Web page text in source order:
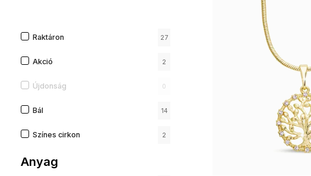
Raktáron 27
Akció 2
Újdonság 0
Bál 14
Színes cirkon 2
Anyag